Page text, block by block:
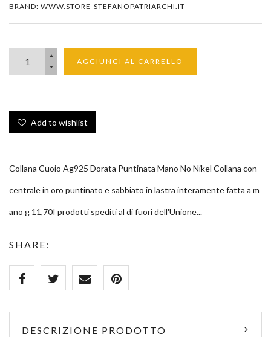
BRAND: WWW.STORE-STEFANOPATRIARCHI.IT
AGGIUNGI AL CARRELLO
Add to wishlist
Collana Cuoio Ag925 Dorata Puntinata Mano No Nikel Collana con
centrale in oro puntinato e sabbiato in lastra interamente fatta a m
ano g 11,70I prodotti spediti al di fuori dell'Unione...
SHARE:
DESCRIZIONE PRODOTTO